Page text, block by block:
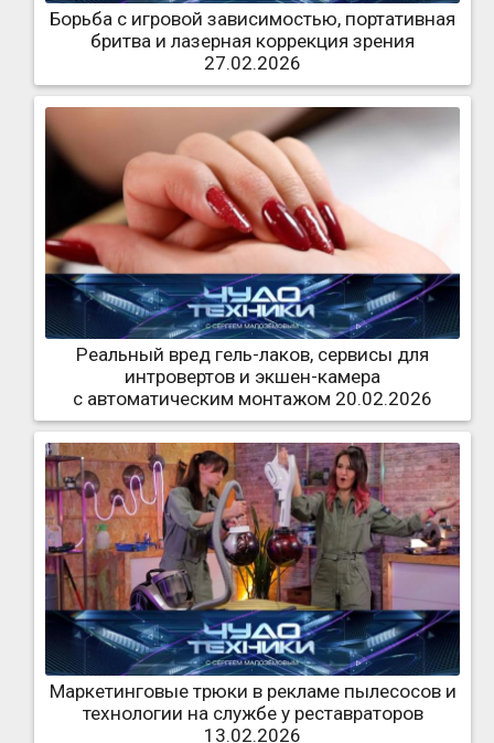
Борьба с игровой зависимостью, портативная
бритва и лазерная коррекция зрения
27.02.2026
Реальный вред гель-лаков, сервисы для
интровертов и экшен-камера
с автоматическим монтажом 20.02.2026
Маркетинговые трюки в рекламе пылесосов и
технологии на службе у реставраторов
13.02.2026